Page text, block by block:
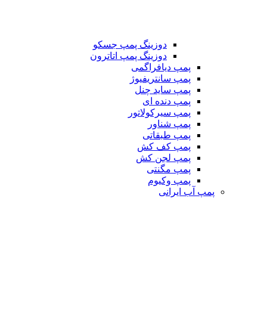
دوزینگ پمپ جسکو
دوزینگ پمپ اتاترون
پمپ دیافراگمی
پمپ سانتریفیوژ
پمپ ساید چنل
پمپ دنده ای
پمپ سیرکولاتور
پمپ شناور
پمپ طبقاتی
پمپ کف کش
پمپ لجن کش
پمپ مگنتی
پمپ وکیوم
پمپ آب ایرانی